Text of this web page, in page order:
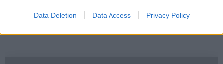
Data Deletion Data Access Privacy Policy
Az 500 és a 700 wattos modellek vételára 399 és 499